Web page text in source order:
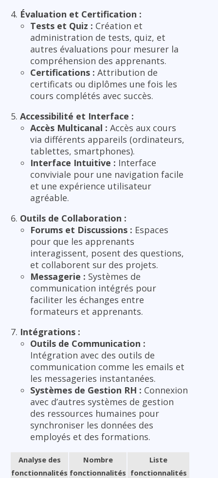
Évaluation et Certification :
Tests et Quiz : Création et
administration de tests, quiz, et
autres évaluations pour mesurer la
compréhension des apprenants.
Certifications : Attribution de
certificats ou diplômes une fois les
cours complétés avec succès.
Accessibilité et Interface :
Accès Multicanal : Accès aux cours
via différents appareils (ordinateurs,
tablettes, smartphones).
Interface Intuitive : Interface
conviviale pour une navigation facile
et une expérience utilisateur
agréable.
Outils de Collaboration :
Forums et Discussions : Espaces
pour que les apprenants
interagissent, posent des questions,
et collaborent sur des projets.
Messagerie : Systèmes de
communication intégrés pour
faciliter les échanges entre
formateurs et apprenants.
Intégrations :
Outils de Communication :
Intégration avec des outils de
communication comme les emails et
les messageries instantanées.
Systèmes de Gestion RH : Connexion
avec d’autres systèmes de gestion
des ressources humaines pour
synchroniser les données des
employés et des formations.
Analyse des
fonctionnalités
Nombre
fonctionnalités
Liste
fonctionnalités